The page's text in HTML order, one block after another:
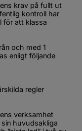
krav på fullt ut
kontroll har
för att klassa
och med 1
enligt följande
regler
verksamhet
huvudsakliga